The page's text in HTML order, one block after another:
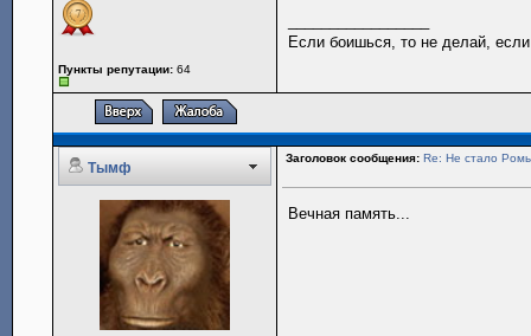
Пункты репутации: 64
Если боишься, то не делай,
Тымф
Заголовок сообщения: Re: Не стало
Вечная память...